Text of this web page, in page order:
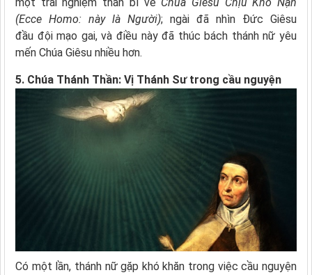
một trải nghiệm thần bí về Chúa Giêsu Chịu Khổ Nạn
(Ecce Homo: này là Người); ngài đã nhìn Đức Giêsu
đầu đội mạo gai, và điều này đã thúc bách thánh nữ yêu
mến Chúa Giêsu nhiều hơn.
5. Chúa Thánh Thần: Vị Thánh Sư trong cầu nguyện
Có một lần, thánh nữ gặp khó khăn trong việc cầu nguyện